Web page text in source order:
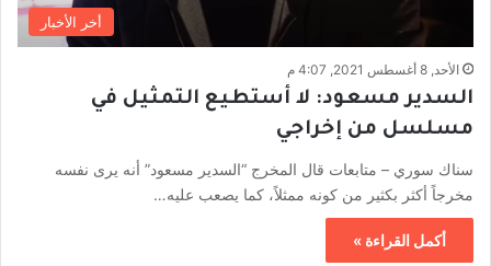
أخر الأخبار
الأحد, 8 أغسطس 2021, 4:07 م
السدير مسعود: لا أستطيع التمثيل في
مسلسل من إخراجي
سناك سوري – متابعات قال المخرج “السدير مسعود” أنه يرى نفسه
مخرجاً أكثر بكثير من كونه ممثلاً، كما يصعب عليه…
أكمل القراءة »